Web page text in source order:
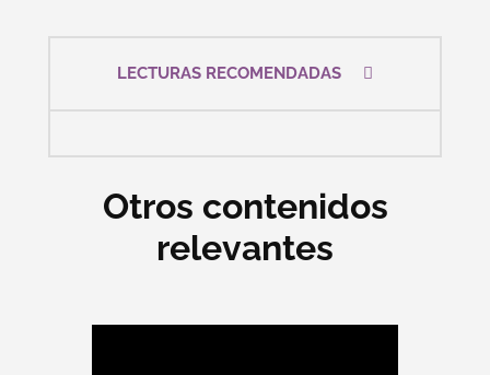
LECTURAS RECOMENDADAS
Otros contenidos
relevantes